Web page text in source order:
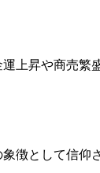
上昇や商売繁
徴として信仰